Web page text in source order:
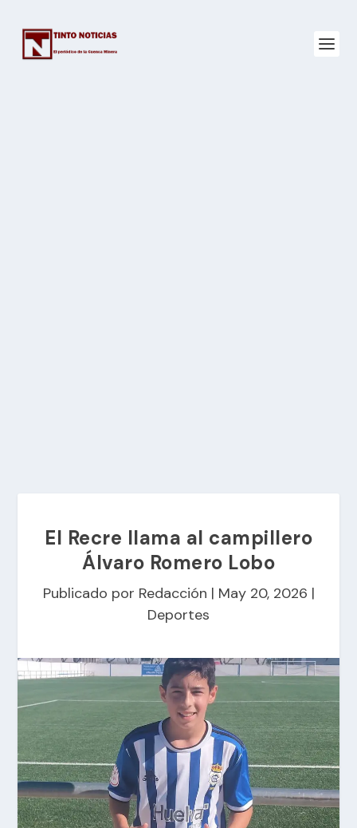
El Recre llama al campillero
Álvaro Romero Lobo
Publicado por Redacción | May 20, 2026 |
Deportes